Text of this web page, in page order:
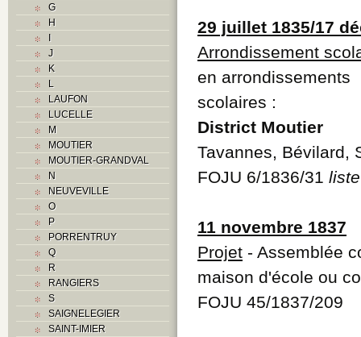
G
H
I
J
K
L
LAUFON
LUCELLE
M
MOUTIER
MOUTIER-GRANDVAL
N
NEUVEVILLE
O
P
PORRENTRUY
Q
R
RANGIERS
S
SAIGNELEGIER
SAINT-IMIER
29 juillet 1835/17
Arrondissement
en arrondissements
scolaires :
District Moutier
Tavannes, Bévilard,
FOJU 6/1836/31 liste
11 novembre 1837
Projet - Assemblée
maison d'école ou
FOJU 45/1837/209